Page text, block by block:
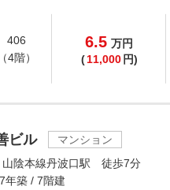
406
（4階）
6.5 万円
( 11,000 円)
ビル
マンション
山陰本線丹波口駅 徒歩7分
年築 / 7階建